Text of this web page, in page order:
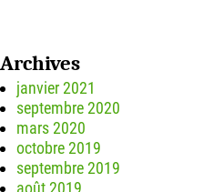
Archives
janvier 2021
septembre 2020
mars 2020
octobre 2019
septembre 2019